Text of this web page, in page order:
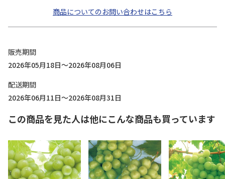
商品についてのお問い合わせはこちら
販売期間
2026年05月18日～2026年08月06日
配送期間
2026年06月11日～2026年08月31日
この商品を見た人は他にこんな商品も買っています